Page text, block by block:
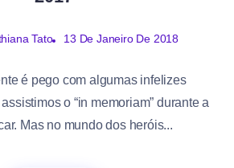
Tato 13 De Janeiro De 2018
é pego com algumas infelizes
o “in memoriam” durante a
Mas no mundo dos heróis...